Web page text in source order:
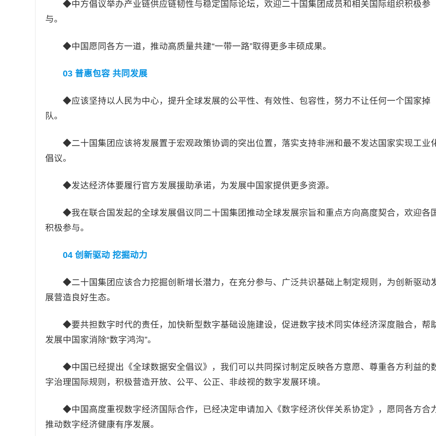
◆中方倡议举办产业链供应链韧性与稳定国际论坛，欢迎二十国集团成员和相关国际组织积极参
与。
◆中国愿同各方一道，推动高质量共建“一带一路”取得更多丰硕成果。
03 普惠包容 共同发展
◆应该坚持以人民为中心，提升全球发展的公平性、有效性、包容性，努力不让任何一个国家掉
队。
◆二十国集团应该将发展置于宏观政策协调的突出位置，落实支持非洲和最不发达国家实现工业
倡议。
◆发达经济体要履行官方发展援助承诺，为发展中国家提供更多资源。
◆我在联合国发起的全球发展倡议同二十国集团推动全球发展宗旨和重点方向高度契合，欢迎各
积极参与。
04 创新驱动 挖掘动力
◆二十国集团应该合力挖掘创新增长潜力，在充分参与、广泛共识基础上制定规则，为创新驱动
展营造良好生态。
◆要共担数字时代的责任，加快新型数字基础设施建设，促进数字技术同实体经济深度融合，帮
发展中国家消除“数字鸿沟”。
◆中国已经提出《全球数据安全倡议》，我们可以共同探讨制定反映各方意愿、尊重各方利益的
字治理国际规则，积极营造开放、公平、公正、非歧视的数字发展环境。
◆中国高度重视数字经济国际合作，已经决定申请加入《数字经济伙伴关系协定》，愿同各方合
推动数字经济健康有序发展。